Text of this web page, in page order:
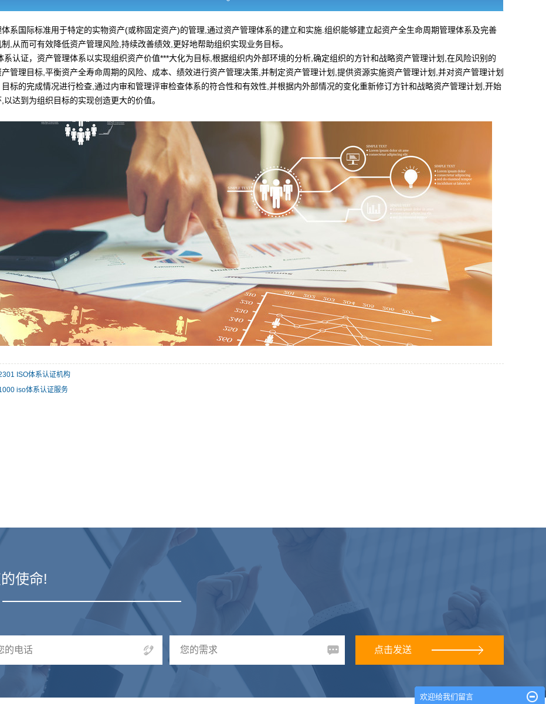
系国际标准用于特定的实物资产(或称固定资产)的管理,通过资产管理体系的建立和实施.组织能够建立起资产全生命周期管理体系及完善
,从而可有效降低资产管理风险,持续改善绩效,更好地帮助组织实现业务目标。
系认证，资产管理体系以实现组织资产价值***大化为目标,根据组织内外部环境的分析,确定组织的方针和战略资产管理计划,在风险识别的
管理目标,平衡资产全寿命周期的风险、成本、绩效进行资产管理决策,并制定资产管理计划,提供资源实施资产管理计划,并对资产管理计划
标的完成情况进行检查,通过内审和管理评审检查体系的符合性和有效性,并根据内外部情况的变化重新修订方针和战略资产管理计划,开始
以达到为组织目标的实现创造更大的价值。
ISO体系认证机构
iso体系认证服务
使命!
的电话 您的需求
欢迎给我们留言